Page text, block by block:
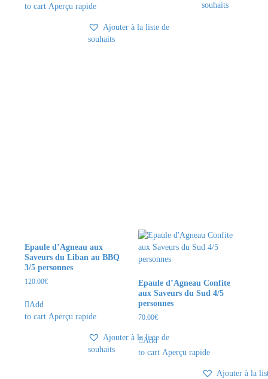
to cart Aperçu rapide
Ajouter à la liste de
souhaits
souhaits
Epaule d’Agneau aux
Saveurs du Liban au BBQ
3/5 personnes
120.00€
Add
to cart Aperçu rapide
Ajouter à la liste de
souhaits
Epaule d’Agneau Confite
aux Saveurs du Sud 4/5
personnes
70.00€
Add
to cart Aperçu rapide
Ajouter à la